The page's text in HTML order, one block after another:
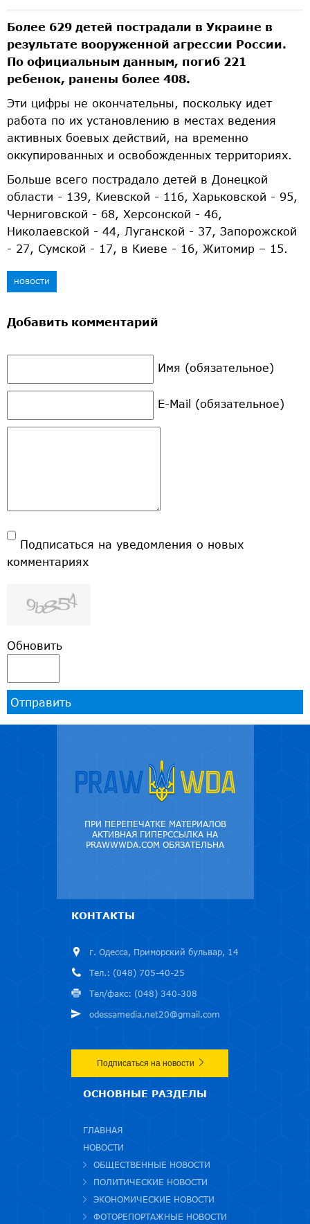
Более 629 детей пострадали в Украине в
результате вооруженной агрессии России.
По официальным данным, погиб 221
ребенок, ранены более 408.
Эти цифры не окончательны, поскольку идет
работа по их установлению в местах ведения
активных боевых действий, на временно
оккупированных и освобожденных территориях.
Больше всего пострадало детей в Донецкой
области - 139, Киевской - 116, Харьковской - 95,
Черниговской - 68, Херсонской - 46,
Николаевской - 44, Луганской - 37, Запорожской
- 27, Сумской - 17, в Киеве - 16, Житомир – 15.
НОВОСТИ
Добавить комментарий
Имя (обязательное)
E-Mail (обязательное)
Подписаться на уведомления о новых
комментариях
Обновить
Отправить
ПРИ ПЕРЕПЕЧАТКЕ МАТЕРИАЛОВ
АКТИВНАЯ ГИПЕРССЫЛКА НА
PRAWWWDA.COM ОБЯЗАТЕЛЬНА
КОНТАКТЫ
г. Одесса, Приморский бульвар, 14
Тел.: (048) 705-40-25
Тел/факс: (048) 340-308
odessamedia.net20@gmail.com
Подписаться на новости
ОСНОВНЫЕ РАЗДЕЛЫ
ГЛАВНАЯ
НОВОСТИ
ОБЩЕСТВЕННЫЕ НОВОСТИ
ПОЛИТИЧЕСКИЕ НОВОСТИ
ЭКОНОМИЧЕСКИЕ НОВОСТИ
ФОТОРЕПОРТАЖНЫЕ НОВОСТИ